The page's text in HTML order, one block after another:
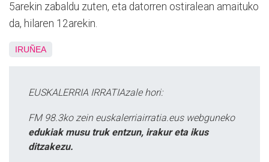
5arekin zabaldu zuten, eta datorren ostiralean amaituko
da, hilaren 12arekin.
IRUÑEA
EUSKALERRIA IRRATIAzale hori:
FM 98.3ko zein euskalerriairratia.eus webguneko
edukiak musu truk entzun, irakur eta ikus
ditzakezu.